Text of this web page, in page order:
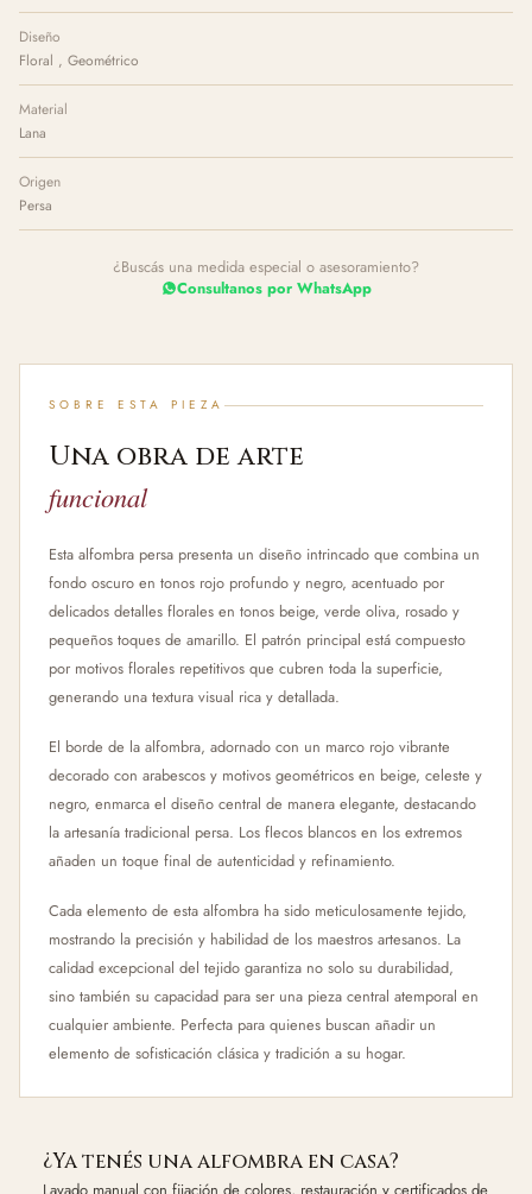
Diseño
Floral , Geométrico
Material
Lana
Origen
Persa
¿Buscás una medida especial o asesoramiento?
Consultanos por WhatsApp
SOBRE ESTA PIEZA
Una obra de arte
funcional
Esta alfombra persa presenta un diseño intrincado que combina un
fondo oscuro en tonos rojo profundo y negro, acentuado por
delicados detalles florales en tonos beige, verde oliva, rosado y
pequeños toques de amarillo. El patrón principal está compuesto
por motivos florales repetitivos que cubren toda la superficie,
generando una textura visual rica y detallada.
El borde de la alfombra, adornado con un marco rojo vibrante
decorado con arabescos y motivos geométricos en beige, celeste y
negro, enmarca el diseño central de manera elegante, destacando
la artesanía tradicional persa. Los flecos blancos en los extremos
añaden un toque final de autenticidad y refinamiento.
Cada elemento de esta alfombra ha sido meticulosamente tejido,
mostrando la precisión y habilidad de los maestros artesanos. La
calidad excepcional del tejido garantiza no solo su durabilidad,
sino también su capacidad para ser una pieza central atemporal en
cualquier ambiente. Perfecta para quienes buscan añadir un
elemento de sofisticación clásica y tradición a su hogar.
¿Ya tenés una alfombra en casa?